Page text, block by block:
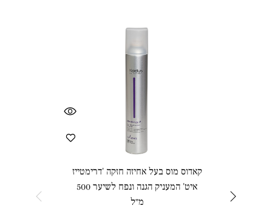
קאדוס מוס בעל אחיזה חזקה 'דרימטייז
איט' המעניק הגנה ונפח לשיער 500
מ״ל